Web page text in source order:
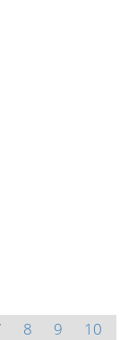
8 9
10